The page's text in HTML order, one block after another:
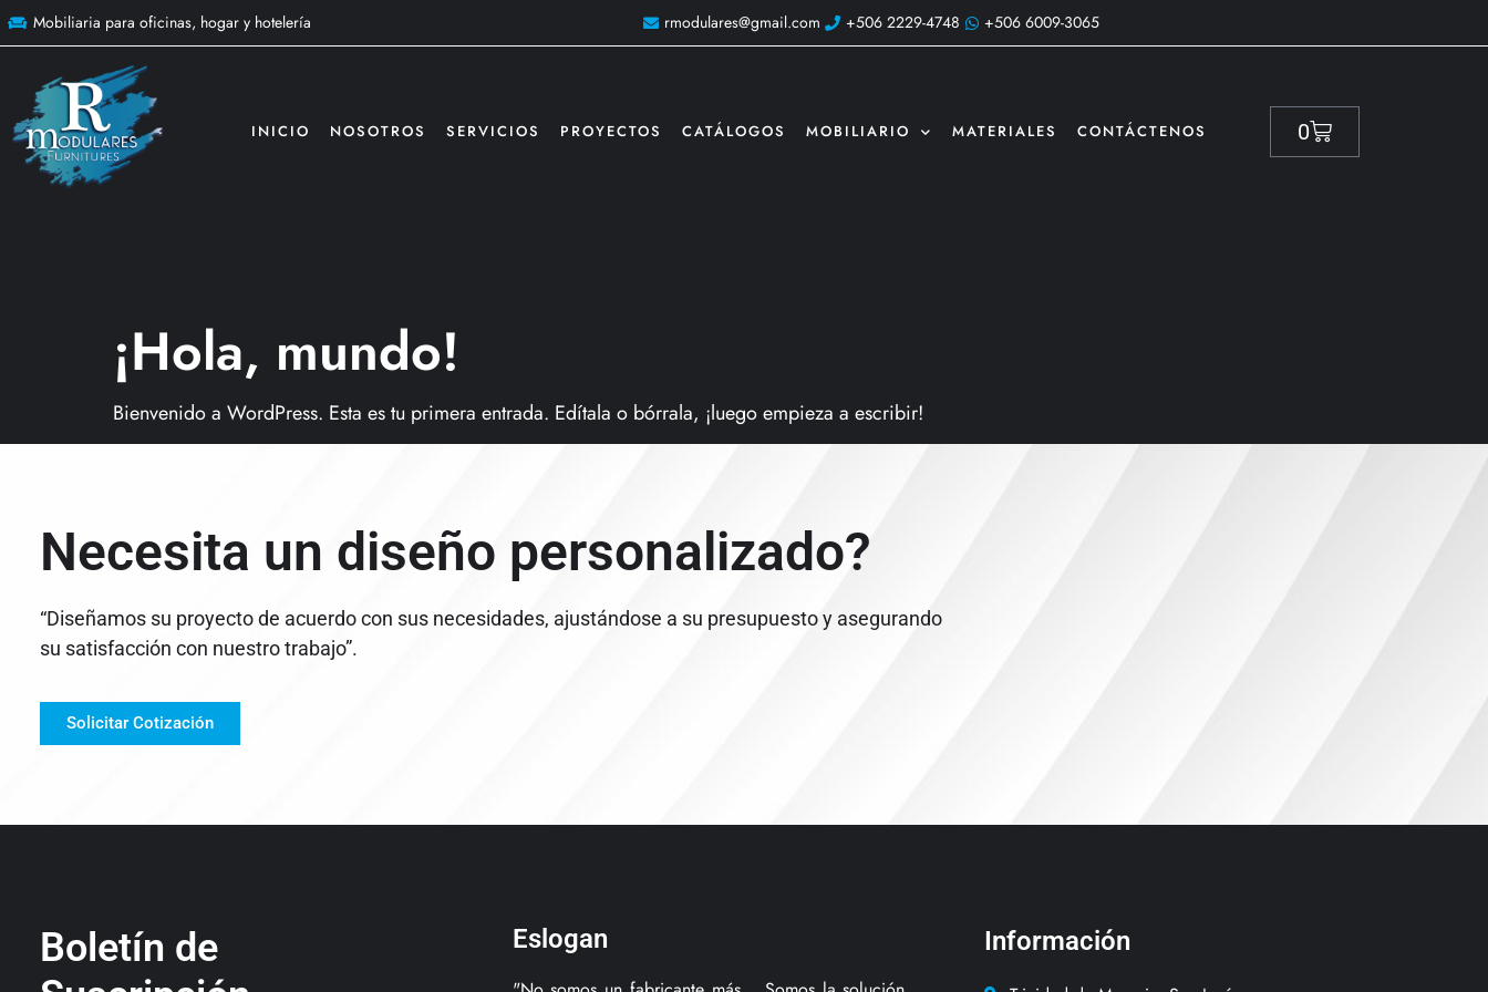
Mobiliaria para oficinas, hogar y hotelería rmodulares@gmail.com +506 2229-4748 +506 6009-3065
INICIO NOSOTROS SERVICIOS PROYECTOS CATÁLOGOS MOBILIARIO MATERIALES CONTÁCTENOS 0
¡Hola, mundo!
Bienvenido a WordPress. Esta es tu primera entrada. Edítala o bórrala, ¡luego empieza a escribir!
Necesita un diseño personalizado?
“Diseñamos su proyecto de acuerdo con sus necesidades, ajustándose a su presupuesto y asegurando
su satisfacción con nuestro trabajo”.
Solicitar Cotización
Boletín de
Eslogan Información